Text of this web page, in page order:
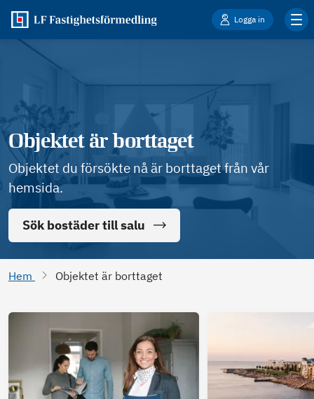
Logga in
Objektet är borttaget
Objektet du försökte nå är borttaget från vår
hemsida.
Sök bostäder till salu
Hem Objektet är borttaget